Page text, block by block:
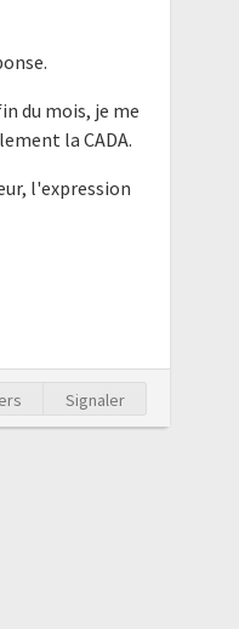
du mois, je me
la CADA.
l'expression
Signaler